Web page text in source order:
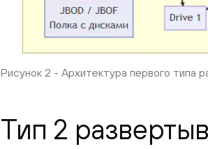
Рисунок 2 - Архитектура первого типа
Тип 2